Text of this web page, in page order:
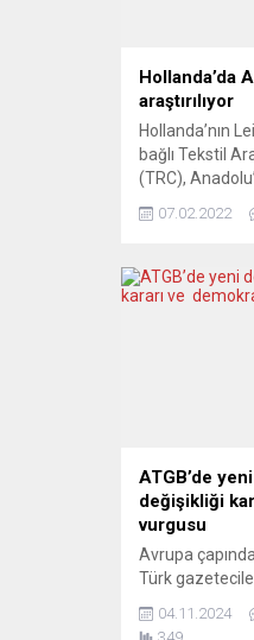
Hollanda’da
araştırılıyor
Hollanda’nın
bağlı Tekstil
(TRC),
aksesuar ve
araştırmalar
07.02.2022
ATGB’de
değişikliği
vurgusu
Avrupa
Türk
genel kurulu
04.11.2024
349